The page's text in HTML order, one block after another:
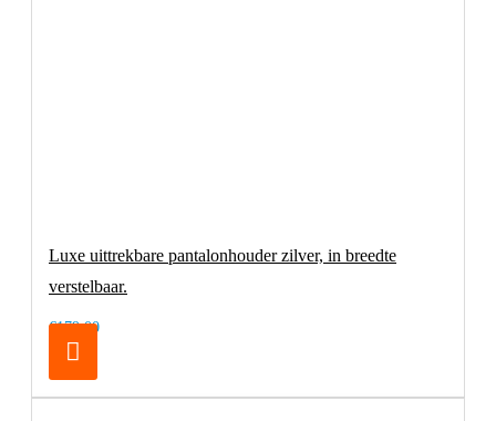
Luxe uittrekbare pantalonhouder zilver, in breedte
verstelbaar.
€179,00